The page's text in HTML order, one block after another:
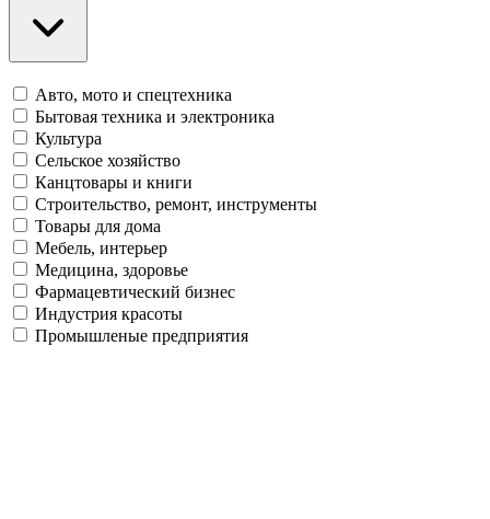
Авто, мото и спецтехника
Бытовая техника и электроника
Культура
Сельское хозяйство
Канцтовары и книги
Строительство, ремонт, инструменты
Товары для дома
Мебель, интерьер
Медицина, здоровье
Фармацевтический бизнес
Индустрия красоты
Промышленые предприятия